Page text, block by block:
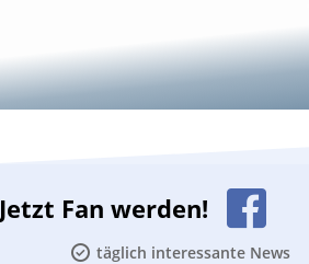
Jetzt Fan werden!
täglich interessante News